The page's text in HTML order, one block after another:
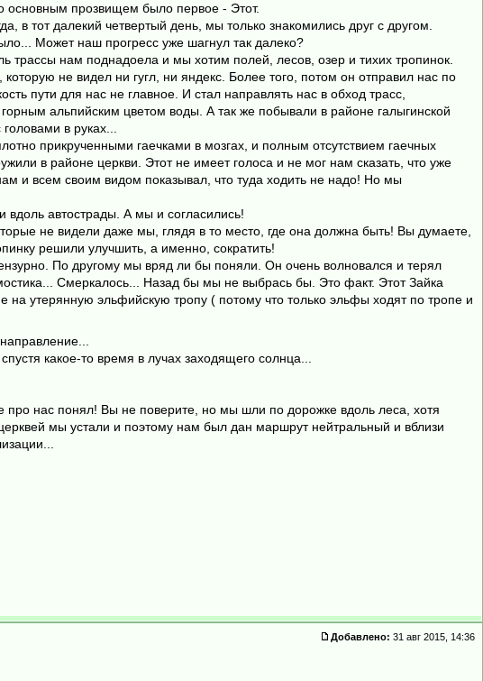
основным прозвищем было первое - Этот.
тот далекий четвертый день, мы только знакомились друг с другом.
Может наш прогресс уже шагнул так далеко?
трассы нам поднадоела и мы хотим полей, лесов, озер и тихих тропинок.
не видел ни гугл, ни яндекс. Более того, потом он отправил нас по
пути для нас не главное. И стал направлять нас в обход трасс,
альпийским цветом воды. А так же побывали в районе галыгинской
в руках...
прикрученными гаечками в мозгах, и полным отсутствием гаечных
в районе церкви. Этот не имеет голоса и не мог нам сказать, что уже
и всем своим видом показывал, что туда ходить не надо! Но мы
вдоль автострады. А мы и согласились!
не видели даже мы, глядя в то место, где она должна быть! Вы думаете,
решили улучшить, а именно, сократить!
По другому мы вряд ли бы поняли. Он очень волновался и терял
Смеркалось... Назад бы мы не выбрась бы. Это факт. Этот Зайка
на утерянную эльфийскую тропу ( потому что только эльфы ходят по тропе и
какое-то время в лучах заходящего солнца...
нас понял! Вы не поверите, но мы шли по дорожке вдоль леса, хотя
мы устали и поэтому нам был дан маршрут нейтральный и вблизи
Добавлено: 31 авг 2015, 14:36